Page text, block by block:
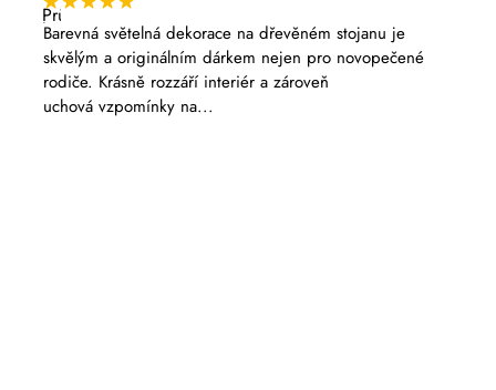
Průměrné
hodnocení
produktu
je
5,0
z
5
hvězdiček.
Barevná světelná dekorace na dřevěném stojanu je
skvělým a originálním dárkem nejen pro novopečené
rodiče. Krásně rozzáří interiér a zároveň
uchová vzpomínky na...